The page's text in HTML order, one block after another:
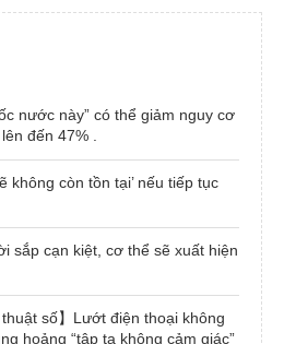
nước này” có thể giảm nguy cơ
đến 47% .
không còn tồn tại’ nếu tiếp tục
sắp cạn kiệt, cơ thể sẽ xuất hiện
thuật số】Lướt điện thoại không
hoảng “tập tạ không cảm giác”